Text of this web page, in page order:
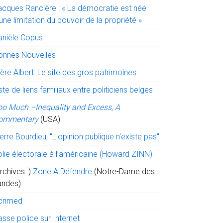
Rancière : « La démocratie est née
limitation du pouvoir de la propriété »
Copus
Nouvelles
Albert: Le site des gros patrimoines
de liens familiaux entre politiciens belges
Much –Inequality and Excess, A
(USA)
Bourdieu, "L'opinion publique n'existe pas"
électorale à l’américaine (Howard ZINN)
:) Zone A Défendre (Notre-Dame des
police sur Internet